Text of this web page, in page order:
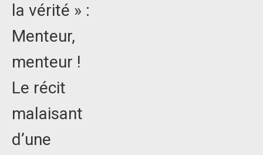
la vérité » :
Menteur,
menteur !
Le récit
malaisant
d’une